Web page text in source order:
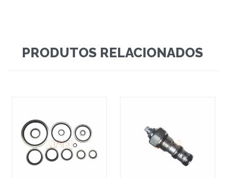
PRODUTOS RELACIONADOS